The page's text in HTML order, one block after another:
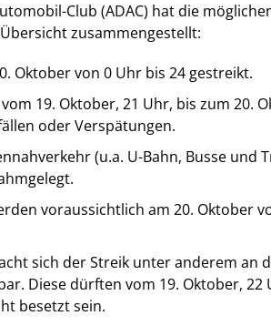
Club (ADAC) hat die
zusammengestellt:
Oktober von 0 Uhr bis 24 gestreikt.
19. Oktober, 21 Uhr, bis zum 20.
oder Verspätungen.
(u.a. U-Bahn, Busse und
voraussichtlich am 20. Oktober
sich der Streik unter anderem an
Diese dürften vom 19. Oktober, 22
besetzt sein.